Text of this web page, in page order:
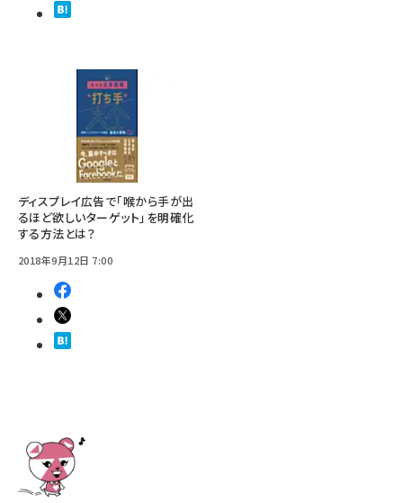
ディスプレイ広告で「喉から手が出
るほど欲しいターゲット」を明確化
する方法とは？
2018年9月12日 7:00